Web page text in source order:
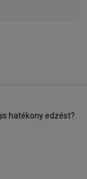
hatékony edzést?